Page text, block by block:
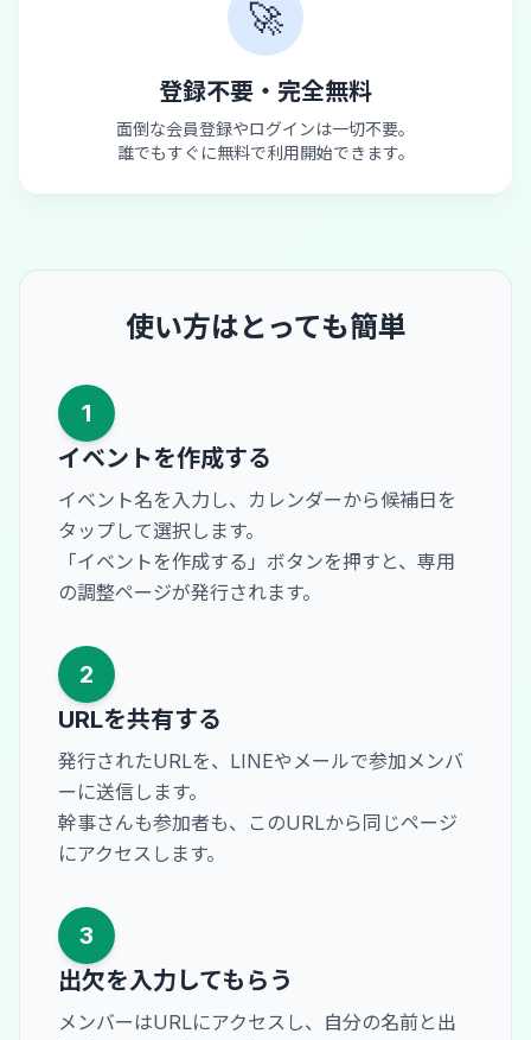
🚀
登録不要・完全無料
面倒な会員登録やログインは一切不要。
誰でもすぐに無料で利用開始できます。
使い方はとっても簡単
1
イベントを作成する
イベント名を入力し、カレンダーから候補日を
タップして選択します。
「イベントを作成する」ボタンを押すと、専用
の調整ページが発行されます。
2
URLを共有する
発行されたURLを、LINEやメールで参加メンバ
ーに送信します。
幹事さんも参加者も、このURLから同じページ
にアクセスします。
3
出欠を入力してもらう
メンバーはURLにアクセスし、自分の名前と出